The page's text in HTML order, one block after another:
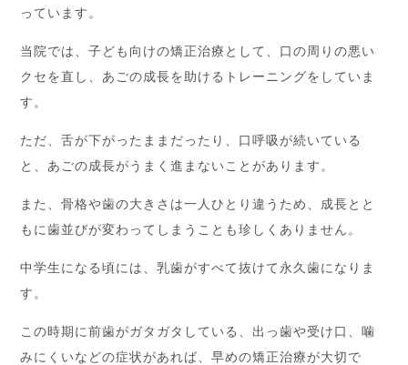
っています。
当院では、子ども向けの矯正治療として、口の周りの悪い
クセを直し、あごの成長を助けるトレーニングをしていま
す。
ただ、舌が下がったままだったり、口呼吸が続いている
と、あごの成長がうまく進まないことがあります。
また、骨格や歯の大きさは一人ひとり違うため、成長とと
もに歯並びが変わってしまうことも珍しくありません。
中学生になる頃には、乳歯がすべて抜けて永久歯になりま
す。
この時期に前歯がガタガタしている、出っ歯や受け口、噛
みにくいなどの症状があれば、早めの矯正治療が大切で